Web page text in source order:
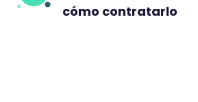
cómo contratarlo